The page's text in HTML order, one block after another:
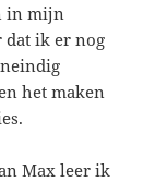
in mijn
ik er nog
het maken
Max leer ik